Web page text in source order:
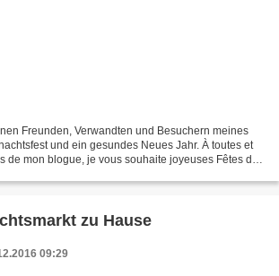
Freunden, Verwandten und Besuchern meines
und ein gesundes Neues Jahr. À toutes et
de mon blogue, je vous souhaite joyeuses Fêtes de
zu Hause
09:29